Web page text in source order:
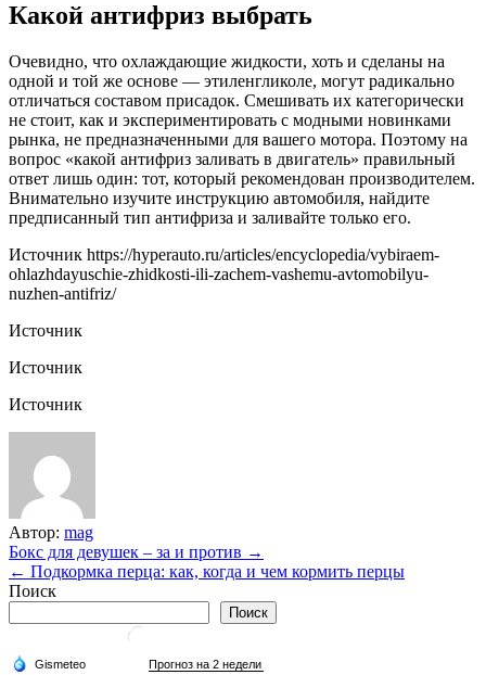
Какой антифриз выбрать
Очевидно, что охлаждающие жидкости, хоть и сделаны на
одной и той же основе — этиленгликоле, могут радикально
отличаться составом присадок. Смешивать их категорически
не стоит, как и экспериментировать с модными новинками
рынка, не предназначенными для вашего мотора. Поэтому на
вопрос «какой антифриз заливать в двигатель» правильный
ответ лишь один: тот, который рекомендован производителем.
Внимательно изучите инструкцию автомобиля, найдите
предписанный тип антифриза и заливайте только его.
Источник https://hyperauto.ru/articles/encyclopedia/vybiraem-
ohlazhdayuschie-zhidkosti-ili-zachem-vashemu-avtomobilyu-
nuzhen-antifriz/
Источник
Источник
Источник
Автор: mag
Навигация
по
Бокс для девушек – за и против →
← Подкормка перца: как, когда и чем кормить перцы
Поиск
Поиск